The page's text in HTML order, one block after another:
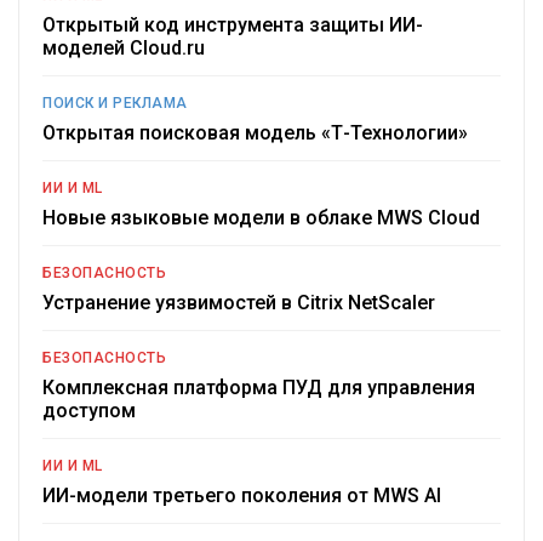
Открытый код инструмента защиты ИИ-
моделей Cloud.ru
ПОИСК И РЕКЛАМА
Открытая поисковая модель «Т-Технологии»
ИИ И ML
Новые языковые модели в облаке MWS Cloud
БЕЗОПАСНОСТЬ
Устранение уязвимостей в Citrix NetScaler
БЕЗОПАСНОСТЬ
Комплексная платформа ПУД для управления
доступом
ИИ И ML
ИИ-модели третьего поколения от MWS AI